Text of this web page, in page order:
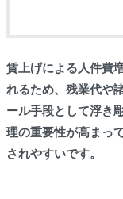
賃上げによる人件費
れるため、残業代や
ール手段として浮き
理の重要性が高まっ
されやすいです。